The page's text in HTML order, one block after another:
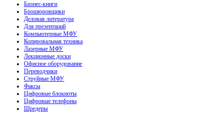
Бизнес-книги
Брошюровщики
Деловая литература
Для презентаций
Компьютерные МФУ
Копировальная техника
Лазерные МФУ
Лекционные доски
Офисное оборудование
Переводчики
Струйные МФУ
Факсы
Цифровые блокноты
Цифровые телефоны
Шредеры